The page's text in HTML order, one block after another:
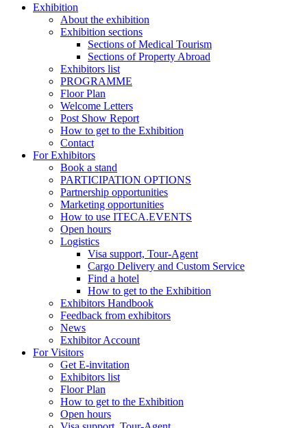
Exhibition
About the exhibition
Exhibition sections
Sections of Medical Tourism
Sections of Property Abroad
Exhibitors list
PROGRAMME
Floor Plan
Welcome Letters
Post Show Report
How to get to the Exhibition
Contact
For Exhibitors
Book a stand
PARTICIPATION OPTIONS
Partnership opportunities
Marketing opportunities
How to use ITECA.EVENTS
Open hours
Logistics
Visa support, Tour-Agent
Cargo Delivery and Custom Service
Find a hotel
How to get to the Exhibition
Exhibitors Handbook
Feedback from exhibitors
News
Exhibitor Account
For Visitors
Get E-invitation
Exhibitors list
Floor Plan
How to get to the Exhibition
Open hours